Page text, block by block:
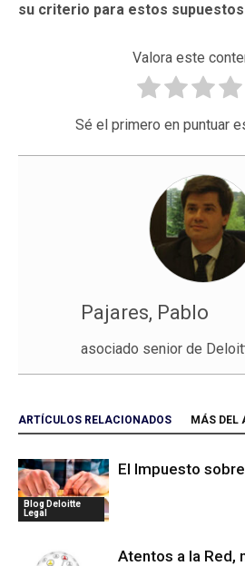
su criterio para estos
Valora este
Sé el primero en puntuar
Pajares, Pablo
asociado senior de
ARTÍCULOS RELACIONADOS MÁS DEL
Blog Deloitte
Legal
El Impuesto
Atentos a la Red,